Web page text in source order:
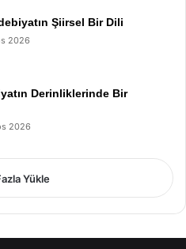
Şiirsel Bir Dili
2026
Derinliklerinde Bir
2026
Yükle